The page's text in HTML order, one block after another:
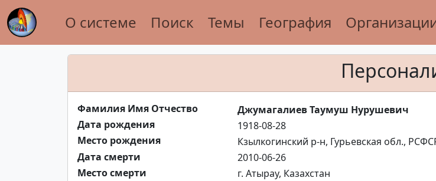
О системе Поиск Темы География
Фамилия Имя Отчество
Джумагалиев Таумуш Нурушевич
Дата рождения
1918-08-28
Место рождения
Кзылкогинский р-н, Гурьевская обл.,
Дата смерти
2010-06-26
Место смерти
г. Атырау, Казахстан